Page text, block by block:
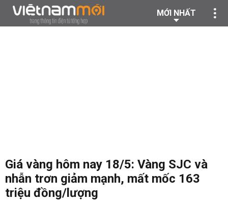
MỚI NHẤT
Giá vàng hôm nay 18/5: Vàng SJC và
nhẫn trơn giảm mạnh, mất mốc 163
triệu đồng/lượng